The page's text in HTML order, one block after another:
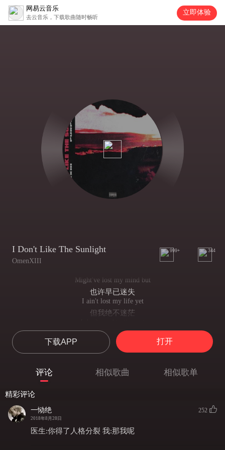
网易云音乐
去云音乐，下载歌曲随时畅听
立即体验
I Don't Like The Sunlight
OmenXIII
999+ 344
Might've lost my mind but
也许早已迷失
I ain't lost my life yet
但我绝不迷茫
我不能等死
*****, I'm feeling timeless
，我知道时间不早
我感觉要死了
Can you see what I feel?
下载APP 打开
评论 相似歌曲 相似歌单
精彩评论
一恸绝
2018年8月28日
252
医生:你得了人格分裂 我:那我呢